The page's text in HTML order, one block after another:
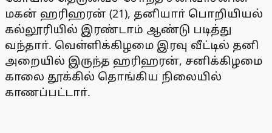
மகன் ஹரிஹரன் (21), தனியாா் பொறியியல்
கல்லூரியில் இரண்டாம் ஆண்டு படித்து
வந்தாா். வெள்ளிக்கிழமை இரவு வீட்டில் தனி
அறையில் இருந்த ஹரிஹரன், சனிக்கிழமை
காலை தூக்கில் தொங்கிய நிலையில்
காணப்பட்டாா்.